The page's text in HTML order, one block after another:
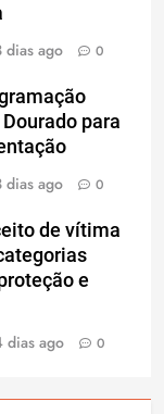
dias ago 0
para
dias ago 0
de vítima
e
dias ago 0